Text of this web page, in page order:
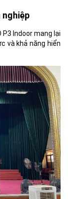
nghiệp
Indoor mang lại
và khả năng hiển